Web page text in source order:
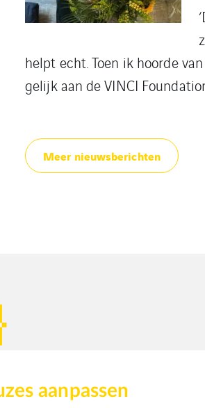
helpt echt. Toen ik hoorde
gelijk aan de VINCI
Meer nieuwsberichten
een sociaal en/of
doel.
aanpassen